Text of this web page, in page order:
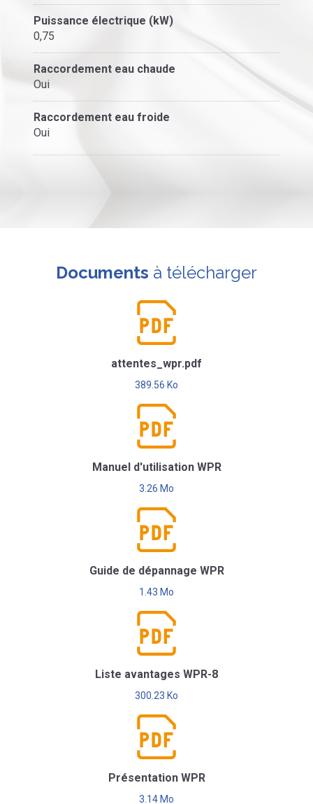
Puissance électrique (kW)
0,75
Raccordement eau chaude
Oui
Raccordement eau froide
Oui
Documents à télécharger
attentes_wpr.pdf
389.56 Ko
Manuel d'utilisation WPR
3.26 Mo
Guide de dépannage WPR
1.43 Mo
Liste avantages WPR-8
300.23 Ko
Présentation WPR
3.14 Mo